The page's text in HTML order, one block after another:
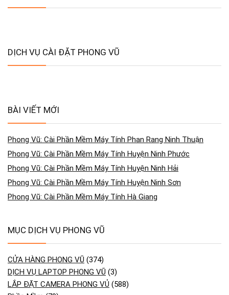
DỊCH VỤ CÀI ĐẶT PHONG VŨ
BÀI VIẾT MỚI
Phong Vũ: Cài Phần Mềm Máy Tính Phan Rang Ninh Thuận
Phong Vũ: Cài Phần Mềm Máy Tính Huyện Ninh Phước
Phong Vũ: Cài Phần Mềm Máy Tính Huyện Ninh Hải
Phong Vũ: Cài Phần Mềm Máy Tính Huyện Ninh Sơn
Phong Vũ: Cài Phần Mềm Máy Tính Hà Giang
MỤC DỊCH VỤ PHONG VŨ
CỬA HÀNG PHONG VŨ (374)
DỊCH VỤ LAPTOP PHONG VŨ (3)
LẮP ĐẶT CAMERA PHONG VỦ (588)